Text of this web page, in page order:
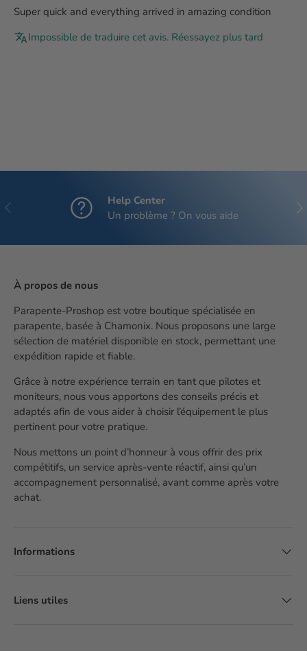
Super quick and everything arrived in amazing condition
Impossible de traduire cet avis. Réessayez plus tard
Précédent
Help Center
Un problème ? On vous aide
À propos de nous
Parapente-Proshop est votre boutique spécialisée en
parapente, basée à Chamonix. Nous proposons une large
sélection de matériel disponible en stock, permettant une
expédition rapide et fiable.
Grâce à notre expérience terrain en tant que pilotes et
moniteurs, nous vous apportons des conseils précis et
adaptés afin de vous aider à choisir l’équipement le plus
pertinent pour votre pratique.
Nous mettons un point d’honneur à vous offrir des prix
compétitifs, un service après-vente réactif, ainsi qu’un
accompagnement personnalisé, avant comme après votre
achat.
Informations
Liens utiles